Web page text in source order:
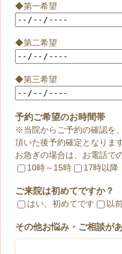
◆第一希望
◆第二希望
◆第三希望
予約ご希望のお時間帯
※当院からご予約の確認を
頂いた後予約確定となります
お急ぎの場合は、お電話で
10時～15時
17時以降
ご来院は初めてですか？
はい、初めてです 以
その他お悩み・ご相談が